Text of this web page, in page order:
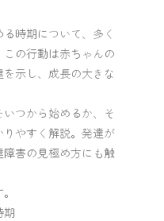
時期について、多く
の行動は赤ちゃんの
示し、成長の大きな
つから始めるか、そ
やすく解説。発達が
害の見極め方にも触
期